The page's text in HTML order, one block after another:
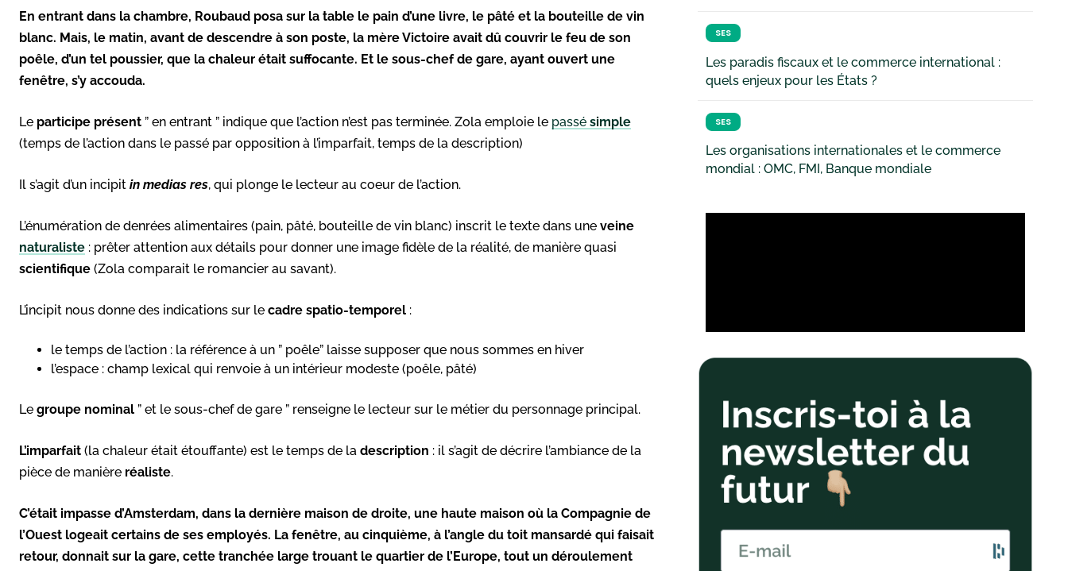
En entrant dans la chambre, Roubaud posa sur la table le pain d’une livre, le pâté et la bouteille de vin
blanc. Mais, le matin, avant de descendre à son poste, la mère Victoire avait dû couvrir le feu de son
poêle, d’un tel poussier, que la chaleur était suffocante. Et le sous-chef de gare, ayant ouvert une
fenêtre, s’y accouda.
Le participe présent ” en entrant ” indique que l’action n’est pas terminée. Zola emploie le passé simple
(temps de l’action dans le passé par opposition à l’imparfait, temps de la description)
Il s’agit d’un incipit in medias res, qui plonge le lecteur au coeur de l’action.
L’énumération de denrées alimentaires (pain, pâté, bouteille de vin blanc) inscrit le texte dans une veine
naturaliste : prêter attention aux détails pour donner une image fidèle de la réalité, de manière quasi
scientifique (Zola comparait le romancier au savant).
L’incipit nous donne des indications sur le cadre spatio-temporel :
le temps de l’action : la référence à un ” poêle” laisse supposer que nous sommes en hiver
l’espace : champ lexical qui renvoie à un intérieur modeste (poêle, pâté)
Le groupe nominal ” et le sous-chef de gare ” renseigne le lecteur sur le métier du personnage principal.
L’imparfait (la chaleur était étouffante) est le temps de la description : il s’agit de décrire l’ambiance de la
pièce de manière réaliste.
C’était impasse d’Amsterdam, dans la dernière maison de droite, une haute maison où la Compagnie de
l’Ouest logeait certains de ses employés. La fenêtre, au cinquième, à l’angle du toit mansardé qui faisait
retour, donnait sur la gare, cette tranchée large trouant le quartier de l’Europe, tout un déroulement
SES
Les paradis fiscaux et le commerce international :
quels enjeux pour les États ?
SES
Les organisations internationales et le commerce
mondial : OMC, FMI, Banque mondiale